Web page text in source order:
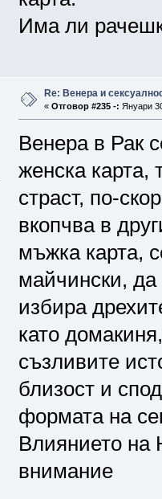
Има ли
Re: Венера и
« Отговор #235 -: Януари
Венера в Рак
женска карта,
страст, по-
вкопчва в
мъжка карта,
майчински, да
избира
като
съзливите
близост и
формата на
Влиянието
внимание